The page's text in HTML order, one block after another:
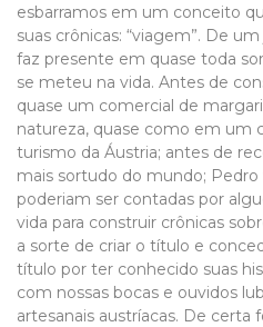
esbarramos em um conceito
suas crônicas: “viagem”. De
faz presente em quase toda
se meteu na vida. Antes de
quase um comercial de
natureza, quase como em um
turismo da Áustria; antes de
mais sortudo do mundo; Pedro
poderiam ser contadas por
vida para construir crônicas
a sorte de criar o título e
título por ter conhecido suas
com nossas bocas e ouvidos
artesanais austríacas. De